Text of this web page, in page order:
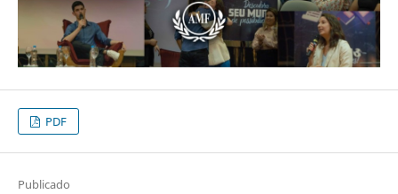
PDF
Publicado